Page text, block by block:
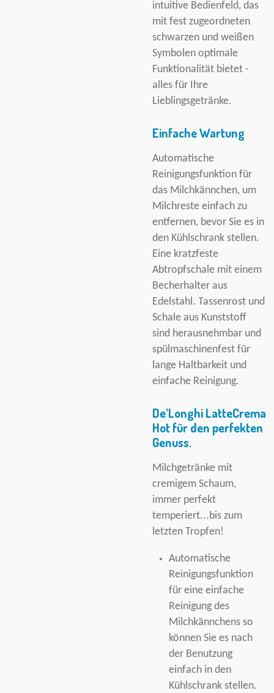
intuitive Bedienfeld, das
mit fest zugeordneten
schwarzen und weißen
Symbolen optimale
Funktionalität bietet -
alles für Ihre
Lieblingsgetränke.
Einfache Wartung
Automatische
Reinigungsfunktion für
das Milchkännchen, um
Milchreste einfach zu
entfernen, bevor Sie es in
den Kühlschrank stellen.
Eine kratzfeste
Abtropfschale mit einem
Becherhalter aus
Edelstahl. Tassenrost und
Schale aus Kunststoff
sind herausnehmbar und
spülmaschinenfest für
lange Haltbarkeit und
einfache Reinigung.
De’Longhi LatteCrema
Hot für den perfekten
Genuss.
Milchgetränke mit
cremigem Schaum,
immer perfekt
temperiert...bis zum
letzten Tropfen!
Automatische
Reinigungsfunktion
für eine einfache
Reinigung des
Milchkännchens so
können Sie es nach
der Benutzung
einfach in den
Kühlschrank stellen.